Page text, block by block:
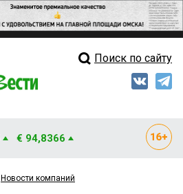
Свежий выпуск
Мнения
Поиск по сайту
€ 94,8366
Новости компаний